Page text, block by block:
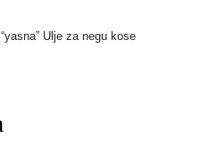
Ulje za negu kose